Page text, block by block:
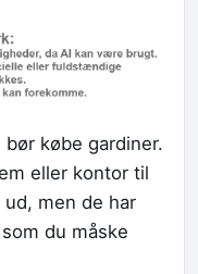
købe gardiner.
eller kontor til
men de har
du måske